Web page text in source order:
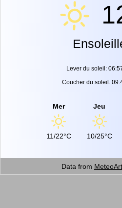
Lever du soleil:
Coucher du soleil:
Mer
11/22°C
Jeu
10/25°C
Data from